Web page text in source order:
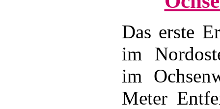
Das erste
im
im
Meter